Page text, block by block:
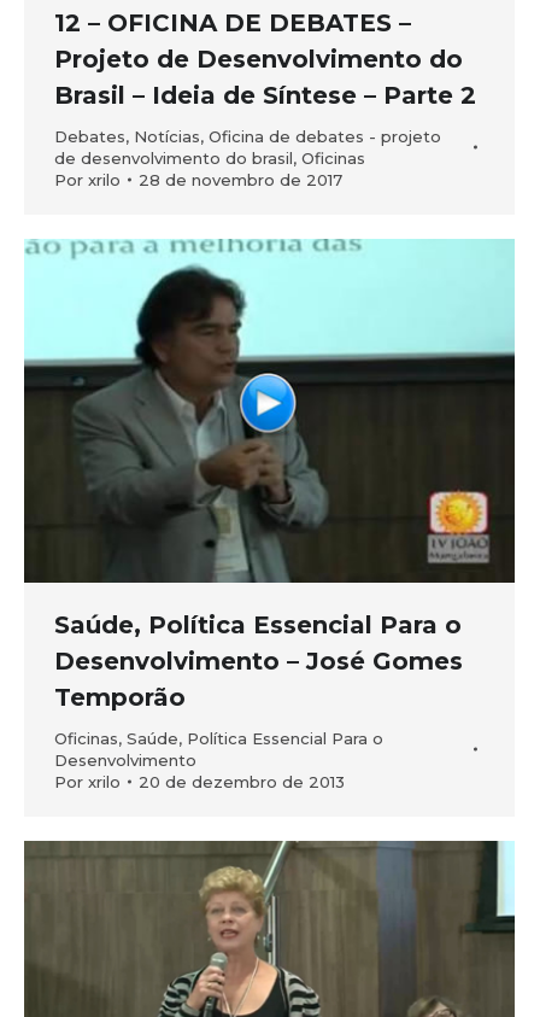
12 – OFICINA DE DEBATES –
Projeto de Desenvolvimento do
Brasil – Ideia de Síntese – Parte 2
Debates, Notícias, Oficina de debates - projeto
de desenvolvimento do brasil, Oficinas
Por xrilo 28 de novembro de 2017
Saúde, Política Essencial Para o
Desenvolvimento – José Gomes
Temporão
Oficinas, Saúde, Política Essencial Para o
Desenvolvimento
Por xrilo 20 de dezembro de 2013